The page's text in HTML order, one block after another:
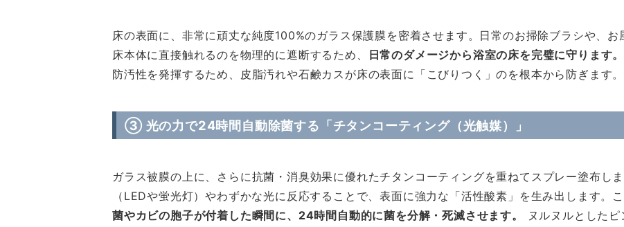
床の表面に、非常に頑丈な純度100%のガラス保護膜を密着させます。日常のお掃除ブラシや、
床本体に直接触れるのを物理的に遮断するため、
日常のダメージから浴室の床を完璧に守ります。
防汚性を発揮するため、皮脂汚れや石鹸カスが床の表面に「こびりつく」のを根本から防ぎます。
③ 光の力で24時間自動除菌する「チタンコーティング（光触媒）」
ガラス被膜の上に、さらに抗菌・消臭効果に優れたチタンコーティングを重ねてスプレー塗布し
（LEDや蛍光灯）やわずかな光に反応することで、表面に強力な「活性酸素」を生み出します。こ
菌やカビの胞子が付着した瞬間に、24時間自動的に菌を分解・死滅させます。
ヌルヌルとした